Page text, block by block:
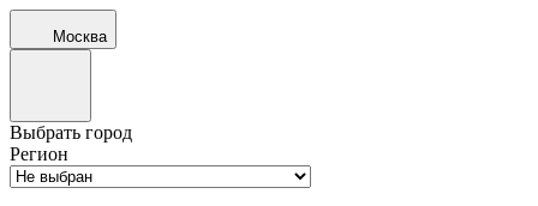
Москва
Выбрать город
Регион